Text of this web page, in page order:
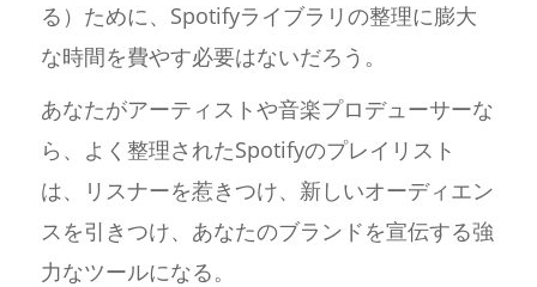
る）ために、Spotifyライブラリの整理に膨大
な時間を費やす必要はないだろう。
あなたがアーティストや音楽プロデューサーな
ら、よく整理されたSpotifyのプレイリスト
は、リスナーを惹きつけ、新しいオーディエン
スを引きつけ、あなたのブランドを宣伝する強
力なツールになる。